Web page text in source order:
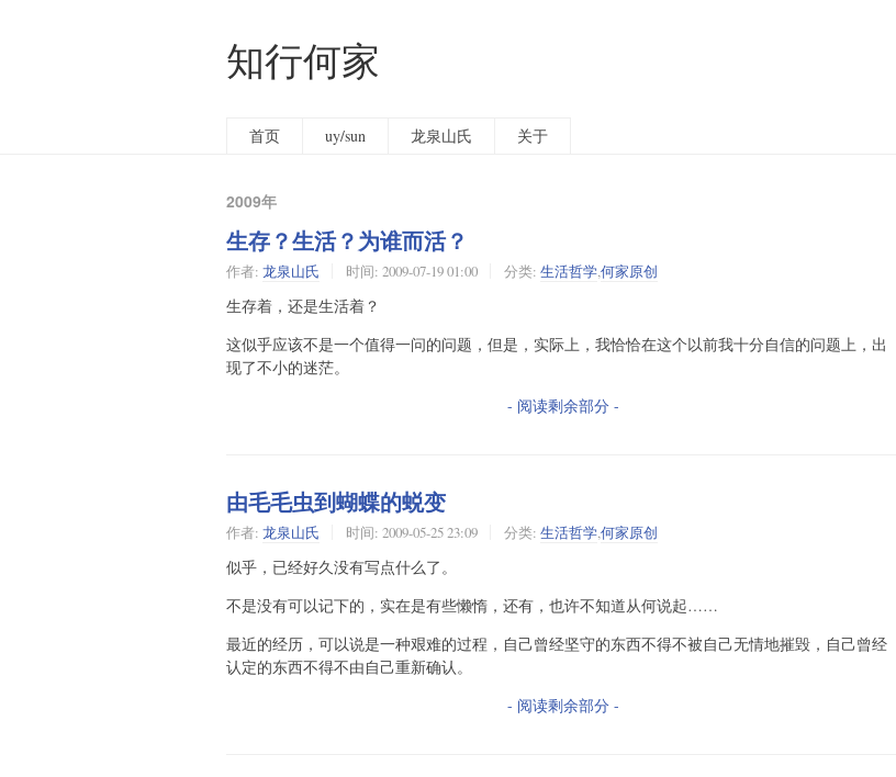
知行何家
首页 uy/sun 龙泉山氏 关于
2009年
生存？生活？为谁而活？
作者: 龙泉山氏 时间: 2009-07-19 01:00 分类: 生活哲学,何家原创
生存着，还是生活着？
这似乎应该不是一个值得一问的问题，但是，实际上，我恰恰在这个以前我十分自信的问题上，出
现了不小的迷茫。
- 阅读剩余部分 -
由毛毛虫到蝴蝶的蜕变
作者: 龙泉山氏 时间: 2009-05-25 23:09 分类: 生活哲学,何家原创
似乎，已经好久没有写点什么了。
不是没有可以记下的，实在是有些懒惰，还有，也许不知道从何说起……
最近的经历，可以说是一种艰难的过程，自己曾经坚守的东西不得不被自己无情地摧毁，自己曾经
认定的东西不得不由自己重新确认。
- 阅读剩余部分 -